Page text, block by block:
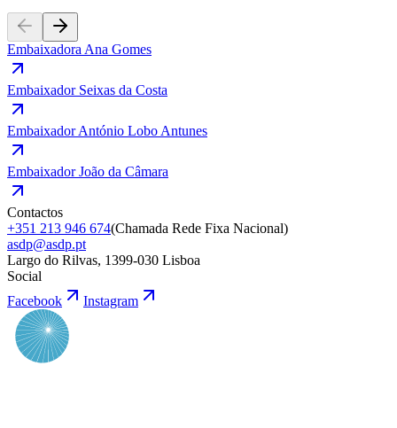
Embaixadora Ana Gomes
Embaixador Seixas da Costa
Embaixador António Lobo Antunes
Embaixador João da Câmara
Contactos
+351 213 946 674(Chamada Rede Fixa Nacional)
asdp@asdp.pt
Largo do Rilvas, 1399-030 Lisboa
Social
Facebook
Instagram